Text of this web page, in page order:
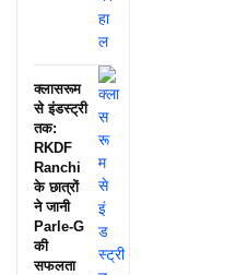
क्लासरूम
से इंडस्ट्री
तक:
RKDF
Ranchi
के छात्रों
ने जानी
Parle-G
की
सफलता